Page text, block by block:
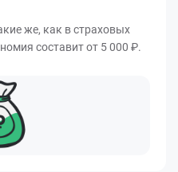
же, как в страховых
составит от 5 000 ₽.